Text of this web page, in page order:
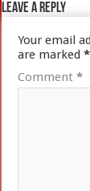
Leave a Reply
Your email
are marked*
Comment*